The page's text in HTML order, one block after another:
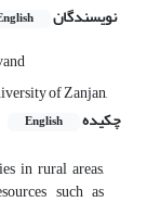
نویسندگان
of Zanjan,
چکیده
English
in rural areas,
such as